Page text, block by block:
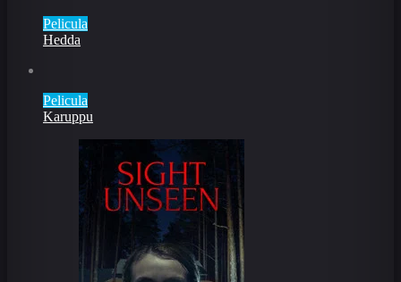
Pelicula
Hedda
Pelicula
Karuppu